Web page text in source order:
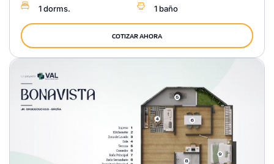
1 dorms. 1 baño
COTIZAR AHORA